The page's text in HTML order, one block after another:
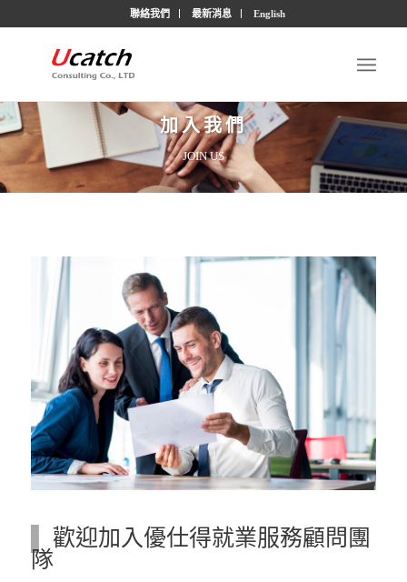
聯絡我們 最新消息 English
加入我們
JOIN US
歡迎加入優仕得就業服務顧問團
隊